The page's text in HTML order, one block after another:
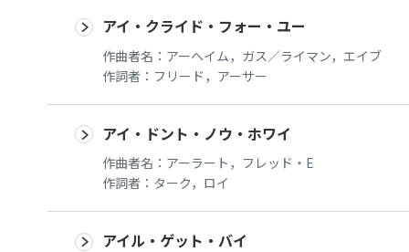
アイ・クライド・フォー・ユー
作曲者名： アーヘイム，ガス／ライマン，エイブ
作詞者： フリード，アーサー
アイ・ドント・ノウ・ホワイ
作曲者名： アーラート，フレッド・E
作詞者： ターク，ロイ
アイル・ゲット・バイ